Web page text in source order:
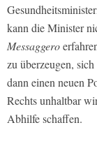
kann die Minister
Messaggero
zu überzeugen,
dann einen neuen
Rechts unhaltbar
Abhilfe schaffen.